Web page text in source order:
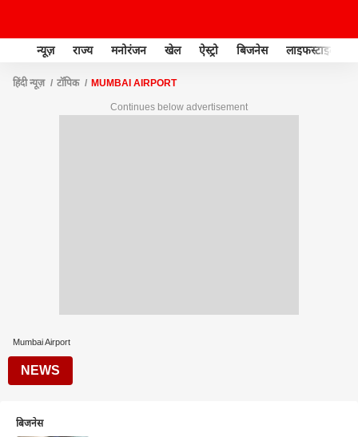
न्यूज़ राज्य मनोरंजन खेल ऐस्ट्रो बिजनेस लाइफस्टाइल
हिंदी न्यूज़ टॉपिक MUMBAI AIRPORT
Continues below advertisement
Mumbai Airport
NEWS
बिजनेस